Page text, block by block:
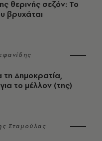
θερινής σεζόν: Το
βρυχάται
τη Δημοκρατία,
το μέλλον (της)
Σταμούλας